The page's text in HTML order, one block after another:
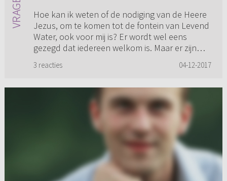
Hoe kan ik weten of de nodiging van de Heere
Jezus, om te komen tot de fontein van Levend
Water, ook voor mij is? Er wordt wel eens
gezegd dat iedereen welkom is. Maar er zijn
3 reacties 04-12-2017